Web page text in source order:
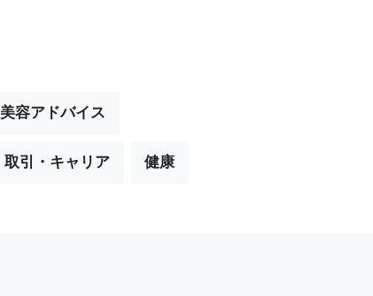
美容アドバイス
取引・キャリア 健康